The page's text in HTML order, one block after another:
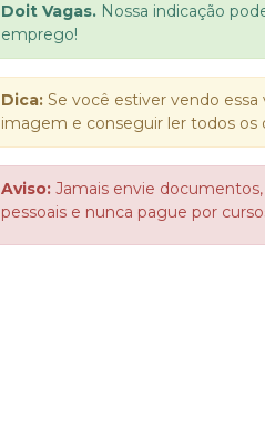
Doit Vagas. Nossa indicação
emprego!
Dica: Se você estiver vendo essa
imagem e conseguir ler todos os
Aviso: Jamais envie
pessoais e nunca pague por